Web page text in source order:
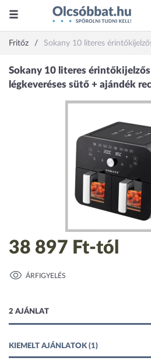
Fritőz Sokany 10 literes
38 897 Ft-tól
ÁRFIGYELÉS
2 AJÁNLAT
KIEMELT AJÁNLATOK (1)